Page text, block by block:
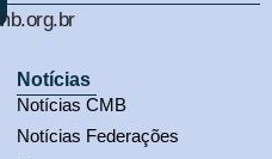
Notícias
Notícias CMB
Notícias Federações